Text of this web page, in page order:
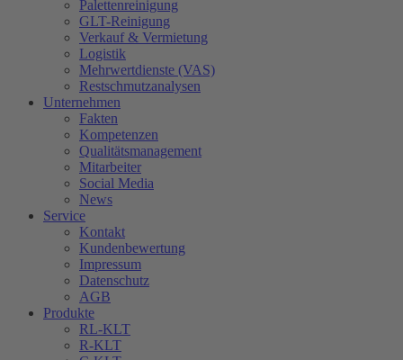
Palettenreinigung
GLT-Reinigung
Verkauf & Vermietung
Logistik
Mehrwertdienste (VAS)
Restschmutzanalysen
Unternehmen
Fakten
Kompetenzen
Qualitätsmanagement
Mitarbeiter
Social Media
News
Service
Kontakt
Kundenbewertung
Impressum
Datenschutz
AGB
Produkte
RL-KLT
R-KLT